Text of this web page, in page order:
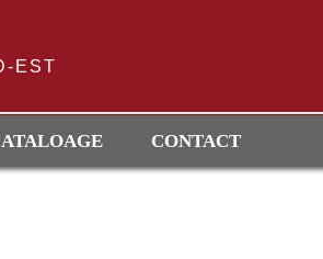
EST
CONTACT